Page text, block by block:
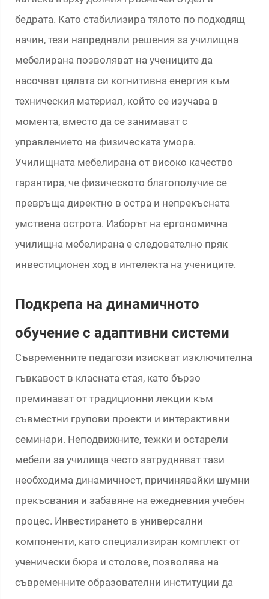
бедрата. Като стабилизира тялото по подходящ
начин, тези напреднали решения за училищна
мебелирана позволяват на учениците да
насочват цялата си когнитивна енергия към
техническия материал, който се изучава в
момента, вместо да се занимават с
управлението на физическата умора.
Училищната мебелирана от високо качество
гарантира, че физическото благополучие се
превръща директно в остра и непрекъсната
умствена острота. Изборът на ергономична
училищна мебелирана е следователно пряк
инвестиционен ход в интелекта на учениците.
Подкрепа на динамичното
обучение с адаптивни системи
Съвременните педагози изискват изключителна
гъвкавост в класната стая, като бързо
преминават от традиционни лекции към
съвместни групови проекти и интерактивни
семинари. Неподвижните, тежки и остарели
мебели за училища често затрудняват тази
необходима динамичност, причинявайки шумни
прекъсвания и забавяне на ежедневния учебен
процес. Инвестирането в универсални
компоненти, като специализиран комплект от
ученически бюра и столове, позволява на
съвременните образователни институции да